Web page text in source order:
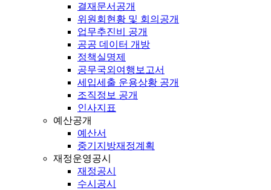
결재문서공개
위원회현황 및 회의공개
업무추진비 공개
공공 데이터 개방
정책실명제
공무국외여행보고서
세입세출 운용상황 공개
조직정보 공개
인사지표
예산공개
예산서
중기지방재정계획
재정운영공시
재정공시
수시공시